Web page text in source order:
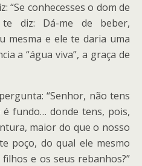
“Se conhecesses o dom de
diz: Dá-me de beber,
mesma e ele te daria uma
a “água viva”, a graça de
“Senhor, não tens
fundo… donde tens, pois,
maior do que o nosso
poço, do qual ele mesmo
e os seus rebanhos?”